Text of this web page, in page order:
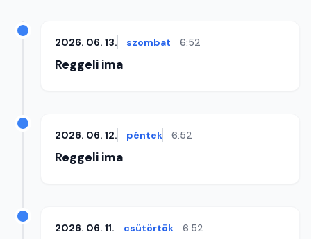
2026. 06. 13. szombat 6:52
Reggeli ima
2026. 06. 12. péntek 6:52
Reggeli ima
2026. 06. 11. csütörtök 6:52